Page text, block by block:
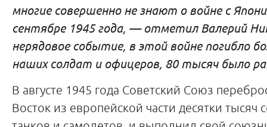
многие совершенно не знают о войне с
сентябре 1945 года, — отметил Валерий
нерядовое событие, в этой войне погибло
наших солдат и офицеров, 80 тысяч было
В августе 1945 года Советский Союз
Восток из европейской части десятки тысяч